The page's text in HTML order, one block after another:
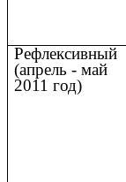
Рефлексивный
(апрель - май
2011 год)